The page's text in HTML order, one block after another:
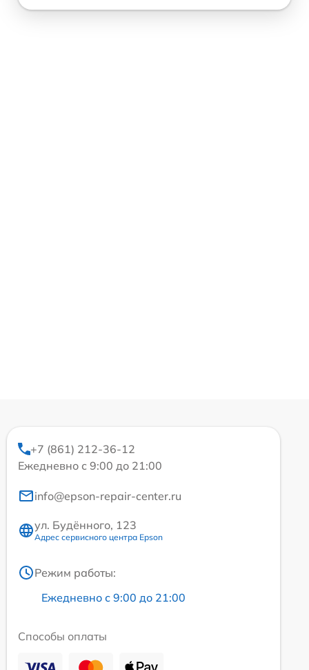
+7 (861) 212-36-12
Ежедневно с 9:00 до 21:00
info@epson-repair-center.ru
ул. Будённого, 123
Адрес сервисного центра Epson
Режим работы:
Ежедневно с 9:00 до 21:00
Способы оплаты